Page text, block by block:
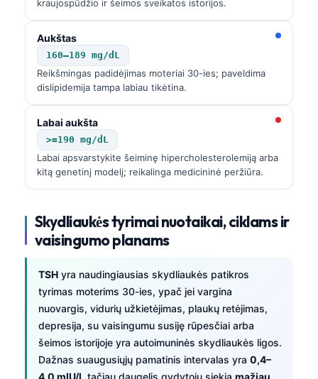
kraujospūdžio ir šeimos sveikatos istorijos.
Aukštas
160–189 mg/dL
Reikšmingas padidėjimas moteriai 30-ies; paveldima
dislipidemija tampa labiau tikėtina.
Labai aukšta
>=190 mg/dL
Labai apsvarstykite šeiminę hipercholesterolemiją arba
kitą genetinį modelį; reikalinga medicininė peržiūra.
Skydliaukės tyrimai nuotaikai, ciklams ir
vaisingumo planams
TSH yra naudingiausias skydliaukės patikros
tyrimas moterims 30-ies, ypač jei vargina
nuovargis, vidurių užkietėjimas, plaukų retėjimas,
depresija, su vaisingumu susiję rūpesčiai arba
šeimos istorijoje yra autoimuninės skydliaukės ligos.
Dažnas suaugusiųjų pamatinis intervalas yra 0,4–
4,0 mIU/l, tačiau daugelis gydytojų siekia mažiau